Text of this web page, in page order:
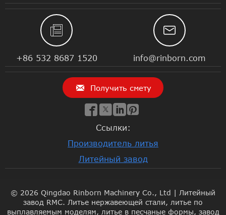

+86 532 8687 1520

info@rinborn.com
 Получить смету
   
Ссылки:
Производитель литья
Литейный завод
© 2026 Qingdao Rinborn Machinery Co., Ltd | Литейный
завод RMC. Литье нержавеющей стали, литье по
выплавляемым моделям, литье в песчаные формы, завод